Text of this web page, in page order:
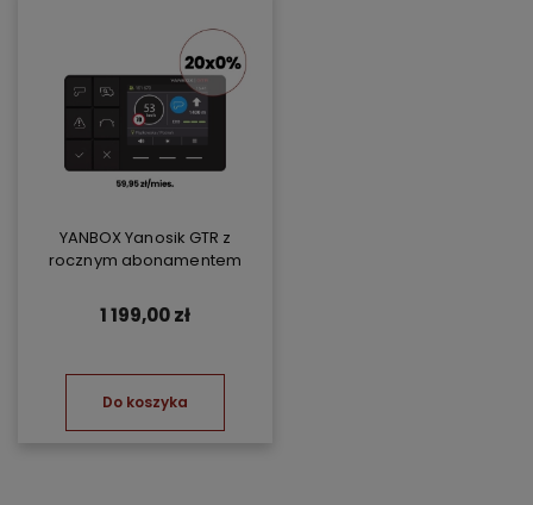
YANBOX Yanosik GTR z
rocznym abonamentem
1 199,00 zł
Do koszyka